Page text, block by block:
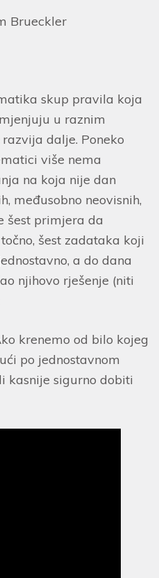
Brueckler
skup pravila koja
u raznim
dalje. Poneko
više nema
na koja nije dan
međusobno neovisnih,
šest primjera da
šest zadataka koji
a do dana
njihovo rješenje (niti
krenemo od bilo kojeg
po jednostavnom
kasnije sigurno dobiti